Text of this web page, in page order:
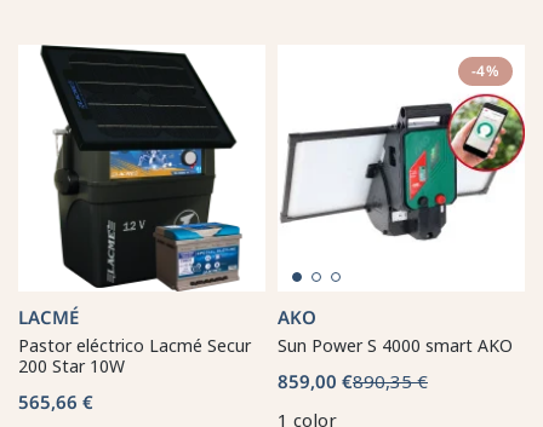
LACMÉ
Pastor eléctrico Lacmé Secur
200 Star 10W
565,66 €
-4%
AKO
Sun Power S 4000 smart AKO
859,00 €890,35 €
1 color